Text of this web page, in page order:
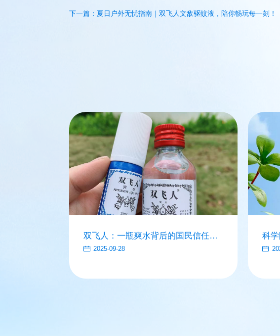
下一篇：夏日户外无忧指南｜双飞人文敌驱蚊液，陪你畅玩每一刻！
双飞人：一瓶爽水背后的国民信任密
码 2025-09-28
科
防蚊